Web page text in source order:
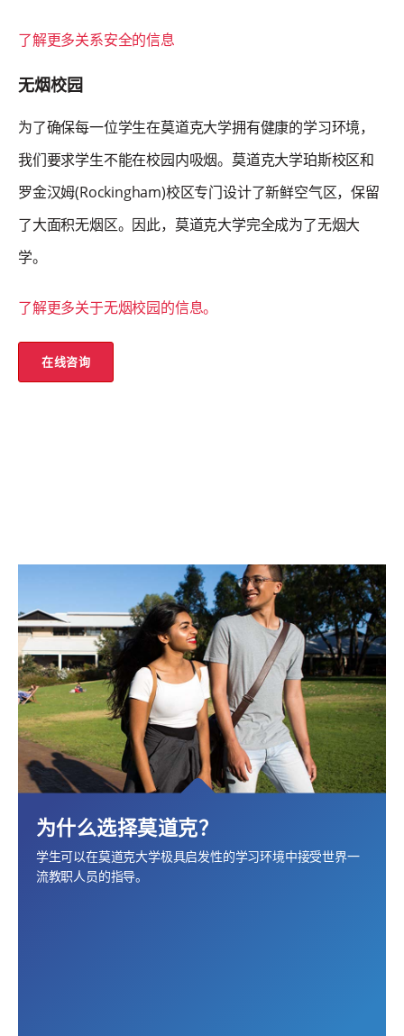
了解更多关系安全的信息
无烟校园
为了确保每一位学生在莫道克大学拥有健康的学习环境，
我们要求学生不能在校园内吸烟。莫道克大学珀斯校区和
罗金汉姆(Rockingham)校区专门设计了新鲜空气区，保留
了大面积无烟区。因此，莫道克大学完全成为了无烟大
学。
了解更多关于无烟校园的信息。
在线咨询
为什么选择莫道克？
学生可以在莫道克大学极具启发性的学习环境中接受世界一
流教职人员的指导。